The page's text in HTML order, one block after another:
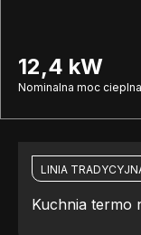
12,4 kW
Nominalna moc cieplna
LINIA
Kuchnia termo